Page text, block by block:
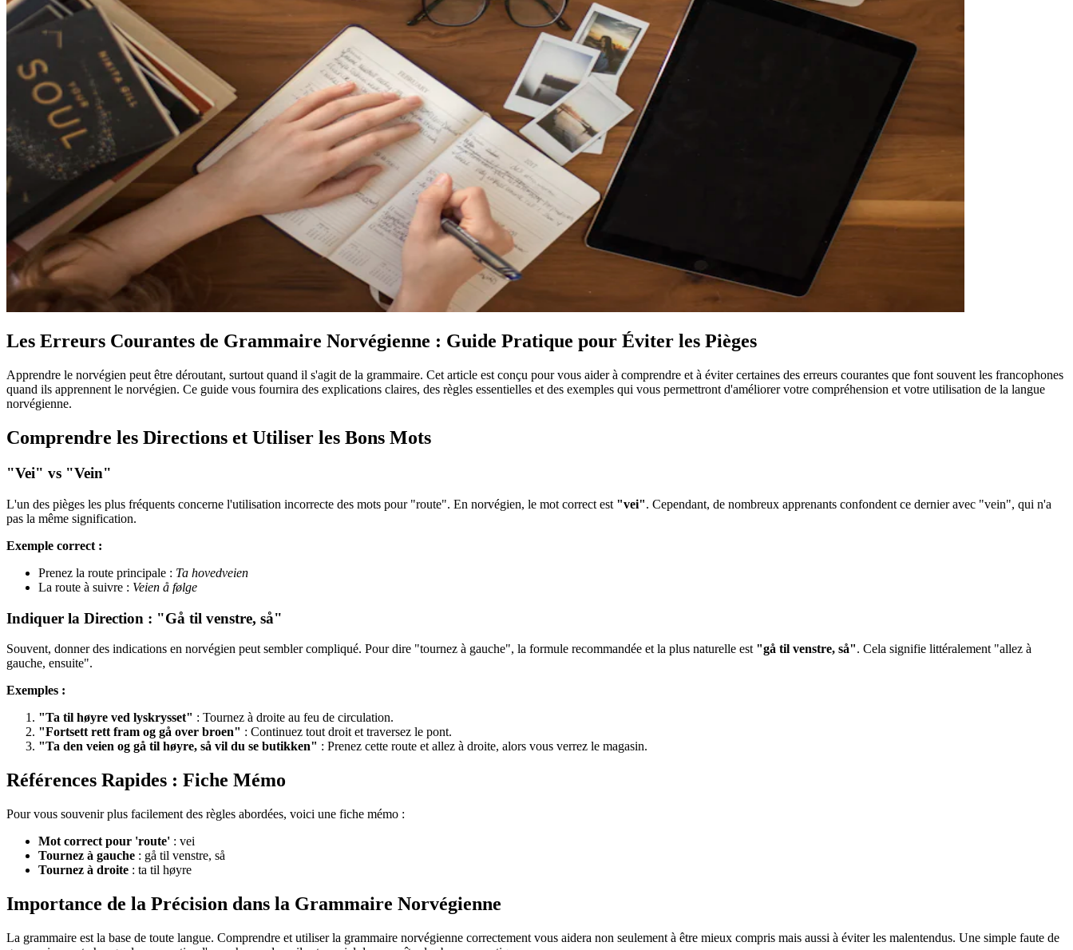
Les Erreurs Courantes de Grammaire Norvégienne : Guide Pratique pour Éviter les Pièges
Apprendre le norvégien peut être déroutant, surtout quand il s'agit de la grammaire. Cet article est conçu pour vous aider à comprendre et à éviter certaines des erreurs courantes que font souvent les francophones
quand ils apprennent le norvégien. Ce guide vous fournira des explications claires, des règles essentielles et des exemples qui vous permettront d'améliorer votre compréhension et votre utilisation de la langue
norvégienne.
Comprendre les Directions et Utiliser les Bons Mots
"Vei" vs "Vein"
L'un des pièges les plus fréquents concerne l'utilisation incorrecte des mots pour "route". En norvégien, le mot correct est "vei". Cependant, de nombreux apprenants confondent ce dernier avec "vein", qui n'a
pas la même signification.
Exemple correct :
Prenez la route principale : Ta hovedveien
La route à suivre : Veien å følge
Indiquer la Direction : "Gå til venstre, så"
Souvent, donner des indications en norvégien peut sembler compliqué. Pour dire "tournez à gauche", la formule recommandée et la plus naturelle est "gå til venstre, så". Cela signifie littéralement "allez à
gauche, ensuite".
Exemples :
"Ta til høyre ved lyskrysset" : Tournez à droite au feu de circulation.
"Fortsett rett fram og gå over broen" : Continuez tout droit et traversez le pont.
"Ta den veien og gå til høyre, så vil du se butikken" : Prenez cette route et allez à droite, alors vous verrez le magasin.
Références Rapides : Fiche Mémo
Pour vous souvenir plus facilement des règles abordées, voici une fiche mémo :
Mot correct pour 'route' : vei
Tournez à gauche : gå til venstre, så
Tournez à droite : ta til høyre
Importance de la Précision dans la Grammaire Norvégienne
La grammaire est la base de toute langue. Comprendre et utiliser la grammaire norvégienne correctement vous aidera non seulement à être mieux compris mais aussi à éviter les malentendus. Une simple faute de